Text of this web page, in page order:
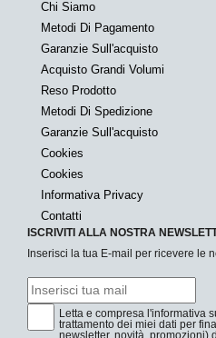
Chi Siamo
Metodi Di Pagamento
Garanzie Sull'acquisto
Acquisto Grandi Volumi
Reso Prodotto
Metodi Di Spedizione
Garanzie Sull'acquisto
Cookies
Cookies
Informativa Privacy
Contatti
ISCRIVITI ALLA NOSTRA
Inserisci la tua E-mail per ricevere le
Letta e compresa l'informativa
trattamento dei miei dati per
newsletter, novità, promozioni)